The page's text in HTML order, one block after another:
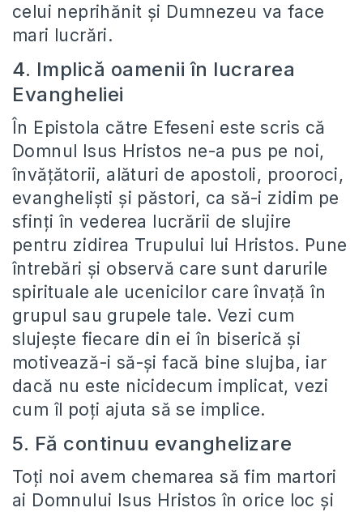
celui neprihănit și Dumnezeu va face
mari lucrări.
4. Implică oamenii în lucrarea
Evangheliei
În Epistola către Efeseni este scris că
Domnul Isus Hristos ne-a pus pe noi,
învățătorii, alături de apostoli, prooroci,
evangheliști și păstori, ca să-i zidim pe
sfinți în vederea lucrării de slujire
pentru zidirea Trupului lui Hristos. Pune
întrebări și observă care sunt darurile
spirituale ale ucenicilor care învață în
grupul sau grupele tale. Vezi cum
slujește fiecare din ei în biserică și
motivează-i să-și facă bine slujba, iar
dacă nu este nicidecum implicat, vezi
cum îl poți ajuta să se implice.
5. Fă continuu evanghelizare
Toți noi avem chemarea să fim martori
ai Domnului Isus Hristos în orice loc și